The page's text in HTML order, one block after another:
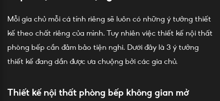
Mỗi gia chủ mỗi cá tính riêng sẽ luôn có những ý tưởng thiết
kế theo chất riêng của mình. Tuy nhiên việc thiết kế nội thất
phòng bếp cần đảm bảo tiện nghi. Dưới đây là 3 ý tưởng
thiết kế đang dần được ưa chuộng bởi các gia chủ.
Thiết kế nội thất phòng bếp không gian mở